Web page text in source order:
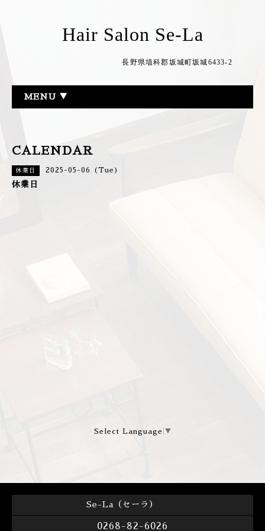
Hair Salon Se-La
長野県埴科郡坂城町坂城6433-2
MENU ▼
CALENDAR
休業日 2025-05-06 (Tue)
休業日
Select Language ▼
Se-La（セーラ）
0268-82-6026